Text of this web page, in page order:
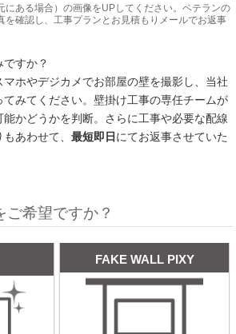
にある場合）の画像をUPしてください。ベテランの
を確認し、工事プランとお見積もりメールでお返事
すか？
ホやデジカメでお部屋の壁を撮影し、当社
みてください。壁掛け工事の専任チームが
かどうかを判断。さらに工事や必要な配線
もあわせて、最短即日 にてお返事させていた
ご希望ですか？
FAKE WALL PIXY